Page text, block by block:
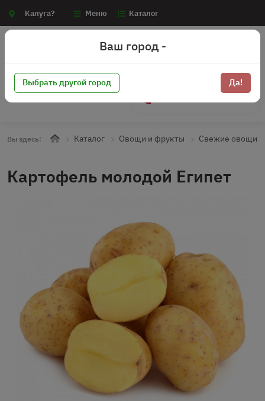
Калуга? Меню Каталог
Вы здесь: Каталог Овощи и фрукты Свежие овощи
Картофель молодой Египет
Ваш город -
Выбрать другой город Да!